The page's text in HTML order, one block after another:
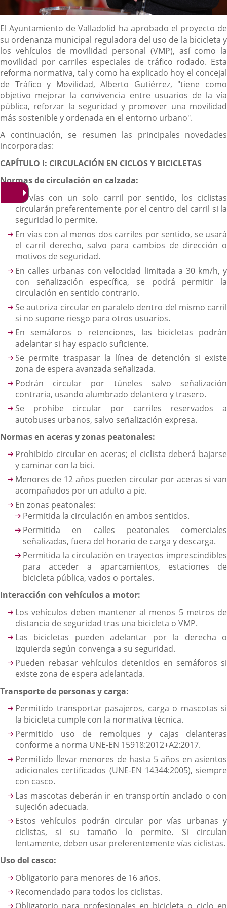
Descripción
El Ayuntamiento de Valladolid ha aprobado el proyecto de
su ordenanza municipal reguladora del uso de la bicicleta y
los vehículos de movilidad personal (VMP), así como la
movilidad por carriles especiales de tráfico rodado. Esta
reforma normativa, tal y como ha explicado hoy el concejal
de Tráfico y Movilidad, Alberto Gutiérrez, "tiene como
objetivo mejorar la convivencia entre usuarios de la vía
pública, reforzar la seguridad y promover una movilidad
más sostenible y ordenada en el entorno urbano".
A continuación, se resumen las principales novedades
incorporadas:
CAPÍTULO I: CIRCULACIÓN EN CICLOS Y BICICLETAS
Normas de circulación en calzada:
En vías con un solo carril por sentido, los ciclistas
circularán preferentemente por el centro del carril si la
seguridad lo permite.
En vías con al menos dos carriles por sentido, se usará
el carril derecho, salvo para cambios de dirección o
motivos de seguridad.
En calles urbanas con velocidad limitada a 30 km/h, y
con señalización específica, se podrá permitir la
circulación en sentido contrario.
Se autoriza circular en paralelo dentro del mismo carril
si no supone riesgo para otros usuarios.
En semáforos o retenciones, las bicicletas podrán
adelantar si hay espacio suficiente.
Se permite traspasar la línea de detención si existe
zona de espera avanzada señalizada.
Podrán circular por túneles salvo señalización
contraria, usando alumbrado delantero y trasero.
Se prohíbe circular por carriles reservados a
autobuses urbanos, salvo señalización expresa.
Normas en aceras y zonas peatonales:
Prohibido circular en aceras; el ciclista deberá bajarse
y caminar con la bici.
Menores de 12 años pueden circular por aceras si van
acompañados por un adulto a pie.
En zonas peatonales:
Permitida la circulación en ambos sentidos.
Permitida en calles peatonales comerciales
señalizadas, fuera del horario de carga y descarga.
Permitida la circulación en trayectos imprescindibles
para acceder a aparcamientos, estaciones de
bicicleta pública, vados o portales.
Interacción con vehículos a motor:
Los vehículos deben mantener al menos 5 metros de
distancia de seguridad tras una bicicleta o VMP.
Las bicicletas pueden adelantar por la derecha o
izquierda según convenga a su seguridad.
Pueden rebasar vehículos detenidos en semáforos si
existe zona de espera adelantada.
Transporte de personas y carga:
Permitido transportar pasajeros, carga o mascotas si
la bicicleta cumple con la normativa técnica.
Permitido uso de remolques y cajas delanteras
conforme a norma UNE-EN 15918:2012+A2:2017.
Permitido llevar menores de hasta 5 años en asientos
adicionales certificados (UNE-EN 14344:2005), siempre
con casco.
Las mascotas deberán ir en transportín anclado o con
sujeción adecuada.
Estos vehículos podrán circular por vías urbanas y
ciclistas, si su tamaño lo permite. Si circulan
lentamente, deben usar preferentemente vías ciclistas.
Uso del casco:
Obligatorio para menores de 16 años.
Recomendado para todos los ciclistas.